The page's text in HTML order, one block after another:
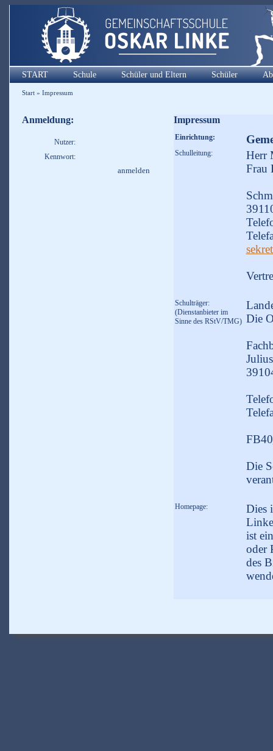
START Schule Schüler und Eltern Schüler
Start» Impressum
Anmeldung:
Nutzer:
Kennwort:
Impressum
Einrichtung:
Schulleitung:
Herr
Frau
Schulträger:
(Dienstanbieter im
Sinne des RStV/TMG) Die
FB40
Die
Homepage:
Dies
ist
oder
des